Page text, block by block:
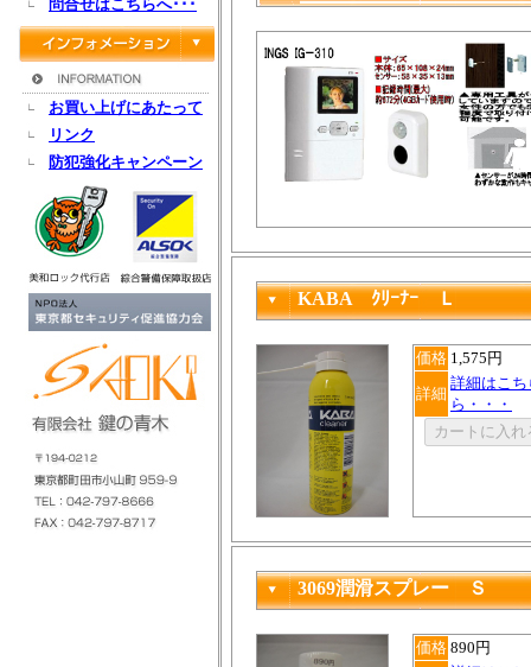
問合せはこちらへ･･･
お買い上げにあたって
リンク
防犯強化キャンペーン
KABA ｸﾘｰﾅｰ Ｌ
価格 1,575円
詳細
詳細はこち
ら・・・
3069潤滑スプレー Ｓ
価格 890円